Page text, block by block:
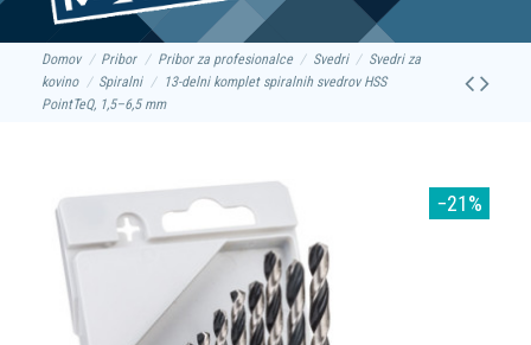
Domov Pribor Pribor za profesionalce Svedri
Svedri za
kovino
Spiralni
13-delni komplet spiralnih svedrov HSS
PointTeQ, 1,5–6,5 mm
−21%